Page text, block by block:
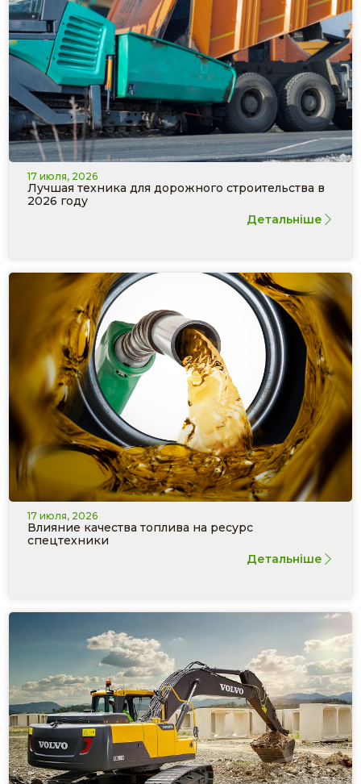
17 июля, 2026
Лучшая техника для дорожного строительства в
2026 году
Детальніше
17 июля, 2026
Влияние качества топлива на ресурс
спецтехники
Детальніше